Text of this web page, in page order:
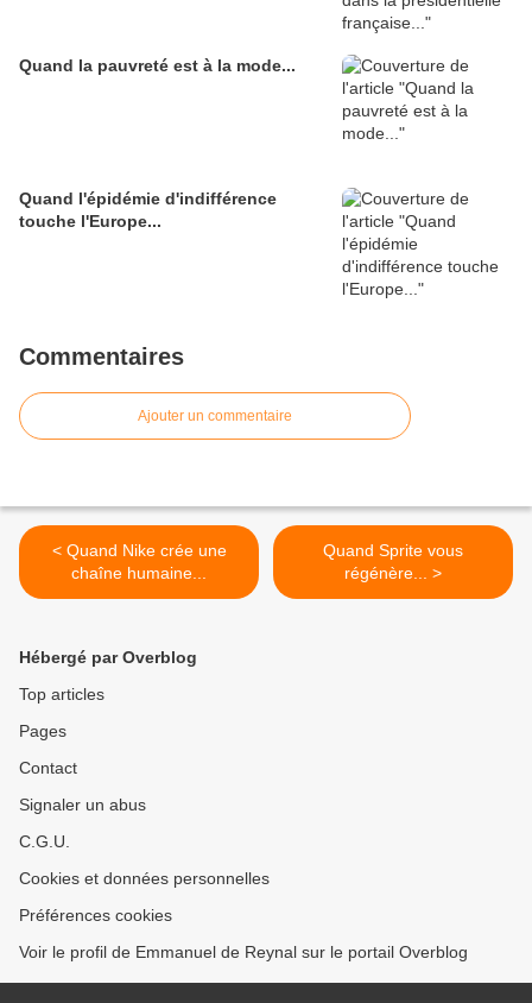
Quand la pauvreté est à la mode...
Quand l'épidémie d'indifférence
touche l'Europe...
Commentaires
Ajouter un commentaire
< Quand Nike crée une
chaîne humaine...
Quand Sprite vous
régénère... >
Hébergé par Overblog
Top articles
Pages
Contact
Signaler un abus
C.G.U.
Cookies et données personnelles
Préférences cookies
Voir le profil de Emmanuel de Reynal sur le portail Overblog